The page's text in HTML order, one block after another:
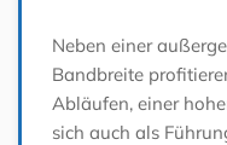
Neben einer
Bandbreite
Abläufen, einer
sich auch als